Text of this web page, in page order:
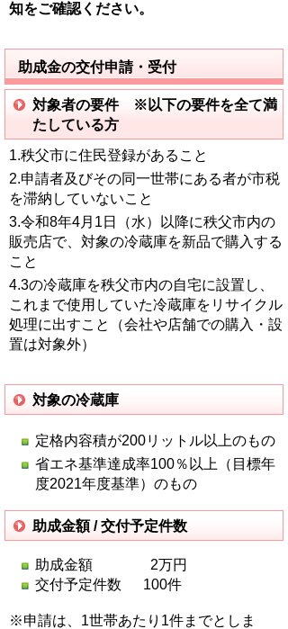
知をご確認ください。
助成金の交付申請・受付
対象者の要件 ※以下の要件を全て満
たしている方
1.秩父市に住民登録があること
2.申請者及びその同一世帯にある者が市税
を滞納していないこと
3.令和8年4月1日（水）以降に秩父市内の
販売店で、対象の冷蔵庫を新品で購入する
こと
4.3の冷蔵庫を秩父市内の自宅に設置し、
これまで使用していた冷蔵庫をリサイクル
処理に出すこと（会社や店舗での購入・設
置は対象外）
対象の冷蔵庫
定格内容積が200リットル以上のもの
省エネ基準達成率100％以上（目標年
度2021年度基準）のもの
助成金額 / 交付予定件数
助成金額 2万円
交付予定件数 100件
※申請は、1世帯あたり1件までとしま